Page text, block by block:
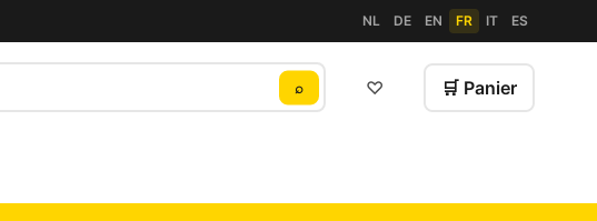
NL DE EN FR IT ES
⌕ ♡ 🛒 Panier